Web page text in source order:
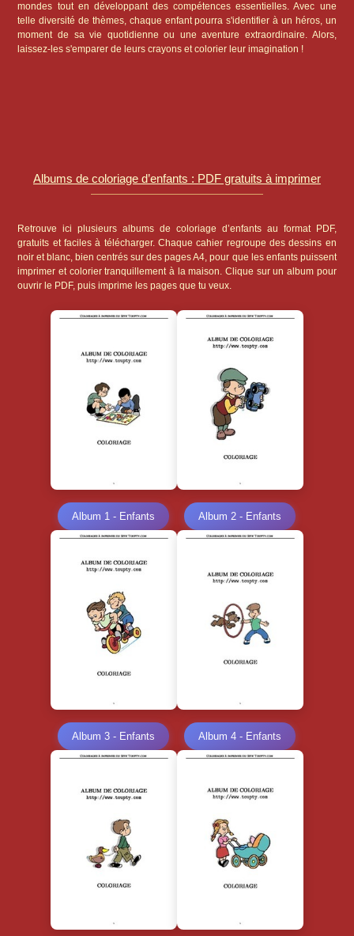
mondes tout en développant des compétences essentielles. Avec une
telle diversité de thèmes, chaque enfant pourra s'identifier à un héros, un
moment de sa vie quotidienne ou une aventure extraordinaire. Alors,
laissez-les s'emparer de leurs crayons et colorier leur imagination !
Albums de coloriage d’enfants : PDF gratuits à imprimer
Retrouve ici plusieurs albums de coloriage d’enfants au format PDF,
gratuits et faciles à télécharger. Chaque cahier regroupe des dessins en
noir et blanc, bien centrés sur des pages A4, pour que les enfants puissent
imprimer et colorier tranquillement à la maison. Clique sur un album pour
ouvrir le PDF, puis imprime les pages que tu veux.
Album 1 - Enfants Album 2 - Enfants
Album 3 - Enfants Album 4 - Enfants